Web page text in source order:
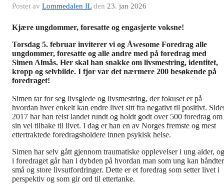
Postet av Lommedalen ILden 23. jan 2026
Kjære ungdommer, foresatte og engasjerte voksne!
Torsdag 5. februar inviterer vi og Åwesome Foredrag alle
ungdommer, foresatte og alle andre med på foredrag med
Simen Almås. Her skal han snakke om livsmestring, identitet,
kropp og selvbilde. I fjor var det nærmere 200 besøkende på
foredraget!
Simen tar for seg livsglede og livsmestring, der fokuset er på
hvordan hver enkelt kan endre livet sitt fra negativt til positivt.
2017 har han reist landet rundt og holdt godt over 500 foredrag om
sin vei tilbake til livet. I dag er han en av Norges fremste og mest
ettertraktede foredragsholdere innen psykisk helse.
Simen har selv gått gjennom traumatiske opplevelser i ung alder, og
i foredraget går han i dybden på hvordan man som ung kan
små og store livsutfordringer. Dette er et foredrag som setter livet i
perspektiv og som gir ord til ettertanke.